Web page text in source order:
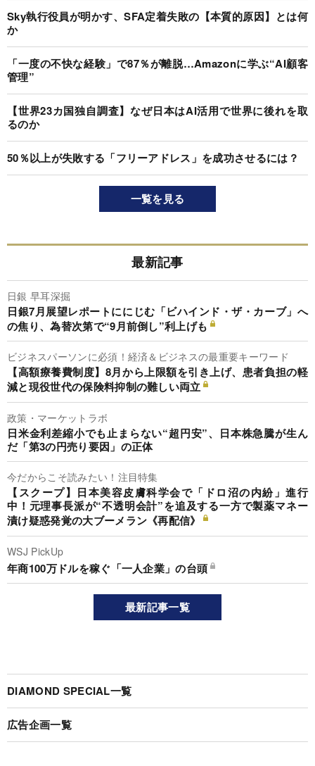
Sky執行役員が明かす、SFA定着失敗の【本質的原因】とは何
か
「一度の不快な経験」で87％が離脱…Amazonに学ぶ“AI顧客
管理”
【世界23カ国独自調査】なぜ日本はAI活用で世界に後れを取
るのか
50％以上が失敗する「フリーアドレス」を成功させるには？
一覧を見る
最新記事
日銀 早耳深掘
日銀7月展望レポートににじむ「ビハインド・ザ・カーブ」へ
の焦り、為替次第で“9月前倒し”利上げも
ビジネスパーソンに必須！経済＆ビジネスの最重要キーワード
【高額療養費制度】8月から上限額を引き上げ、患者負担の軽
減と現役世代の保険料抑制の難しい両立
政策・マーケットラボ
日米金利差縮小でも止まらない“超円安”、日本株急騰が生ん
だ「第3の円売り要因」の正体
今だからこそ読みたい！注目特集
【スクープ】日本美容皮膚科学会で「ドロ沼の内紛」進行
中！元理事長派が“不透明会計”を追及する一方で製薬マネー
漬け疑惑発覚の大ブーメラン《再配信》
WSJ PickUp
年商100万ドルを稼ぐ「一人企業」の台頭
最新記事一覧
DIAMOND SPECIAL一覧
広告企画一覧